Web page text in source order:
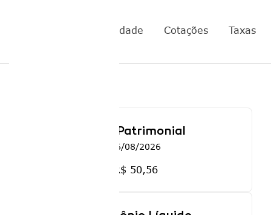
Rentabilidade Cotações Taxas
Cota Patrimonial
06/08/2026
R$ 50,56